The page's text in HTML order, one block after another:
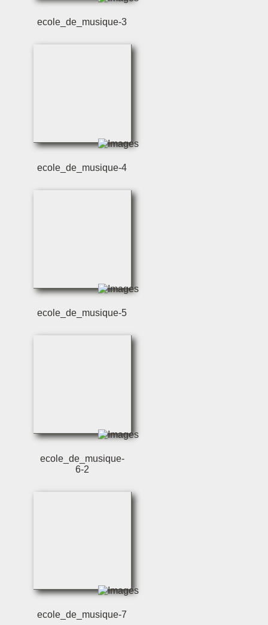
ecole_de_musique-3
ecole_de_musique-4
ecole_de_musique-5
ecole_de_musique-
6-2
ecole_de_musique-7